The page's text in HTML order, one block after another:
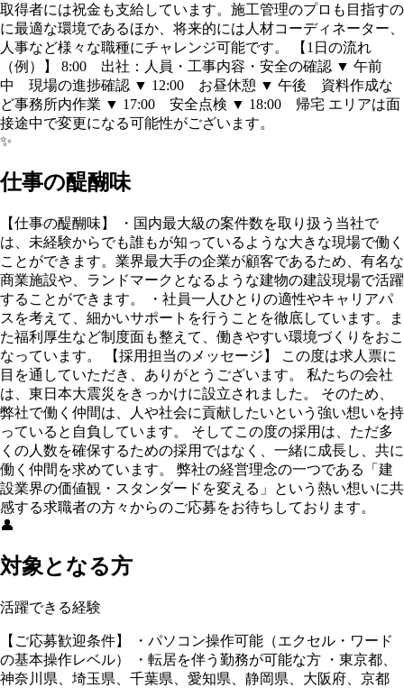
取得者には祝金も支給しています。施工管理のプロも目指すの
に最適な環境であるほか、将来的には人材コーディネーター、
人事など様々な職種にチャレンジ可能です。 【1日の流れ
（例）】 8:00 出社：人員・工事内容・安全の確認 ▼ 午前
中 現場の進捗確認 ▼ 12:00 お昼休憩 ▼ 午後 資料作成な
ど事務所内作業 ▼ 17:00 安全点検 ▼ 18:00 帰宅 エリアは面
接途中で変更になる可能性がございます。
✨
仕事の醍醐味
【仕事の醍醐味】 ・国内最大級の案件数を取り扱う当社で
は、未経験からでも誰もが知っているような大きな現場で働く
ことができます。業界最大手の企業が顧客であるため、有名な
商業施設や、ランドマークとなるような建物の建設現場で活躍
することができます。 ・社員一人ひとりの適性やキャリアパ
スを考えて、細かいサポートを行うことを徹底しています。ま
た福利厚生など制度面も整えて、働きやすい環境づくりをおこ
なっています。 【採用担当のメッセージ】 この度は求人票に
目を通していただき、ありがとうございます。 私たちの会社
は、東日本大震災をきっかけに設立されました。 そのため、
弊社で働く仲間は、人や社会に貢献したいという強い想いを持
っていると自負しています。 そしてこの度の採用は、ただ多
くの人数を確保するための採用ではなく、一緒に成長し、共に
働く仲間を求めています。 弊社の経営理念の一つである「建
設業界の価値観・スタンダードを変える」という熱い想いに共
感する求職者の方々からのご応募をお待ちしております。
👤
対象となる方
活躍できる経験
【ご応募歓迎条件】 ・パソコン操作可能（エクセル・ワード
の基本操作レベル） ・転居を伴う勤務が可能な方 ・東京都、
神奈川県、埼玉県、千葉県、愛知県、静岡県、大阪府、京都